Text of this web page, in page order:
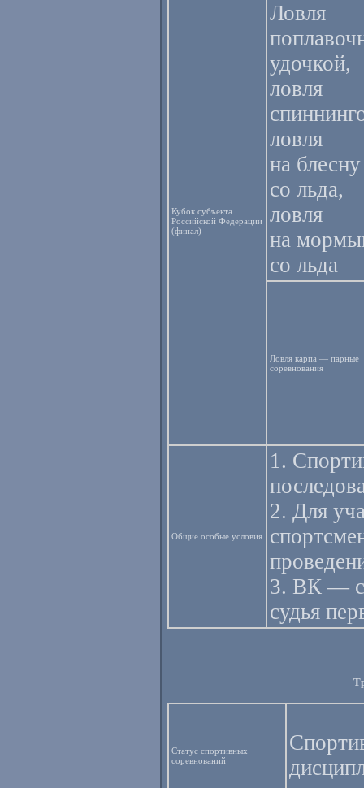
Кубок субъекта
Российской Федерации
(финал)
Ловля
удочкой,
ловля
ловля
на блесну
со льда,
ловля
на
со льда
Ловля карпа — парные
соревнования
Общие особые условия
1.
2. Для
3. ВК —
судья
Статус спортивных
соревнований